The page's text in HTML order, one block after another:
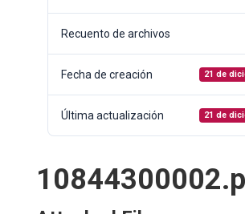
Recuento de archivos
Fecha de creación 21 de
Última actualización 21 de